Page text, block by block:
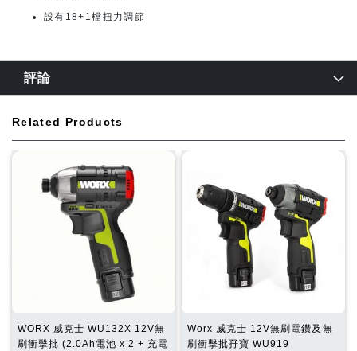
設有18+1檔扭力調節
評論
Related Products
WORX 威克士 WU132X 12V無
刷衝擊批 (2.0Ah電池 x 2 + 充電
Worx 威克士 12V無刷電鑽及無
刷衝擊批孖寶 WU919